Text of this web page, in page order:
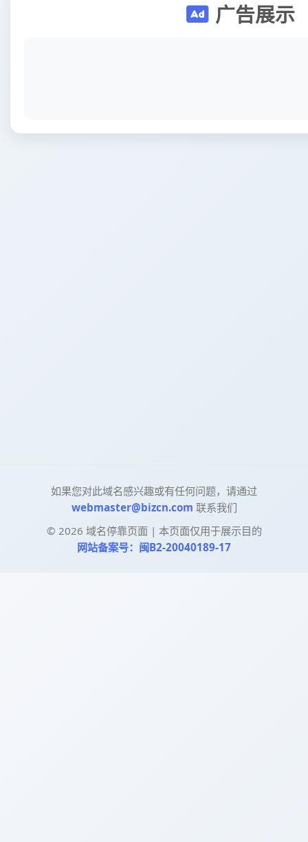
广告展示
如果您对此域名感兴趣或有任何问题，请通过
webmaster@bizcn.com 联系我们
© 2026 域名停靠页面 | 本页面仅用于展示目的
网站备案号：闽B2-20040189-17